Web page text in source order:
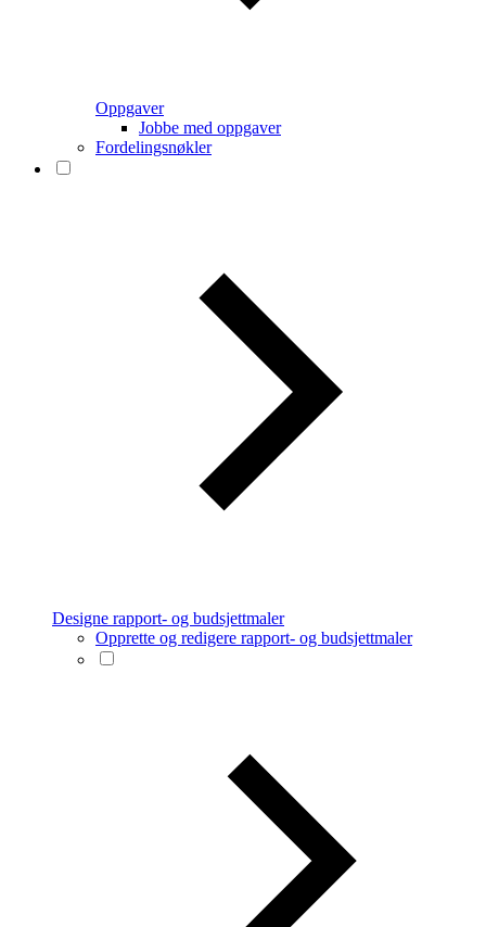
Oppgaver
Jobbe med oppgaver
Fordelingsnøkler
Designe rapport- og budsjettmaler
Opprette og redigere rapport- og budsjettmaler